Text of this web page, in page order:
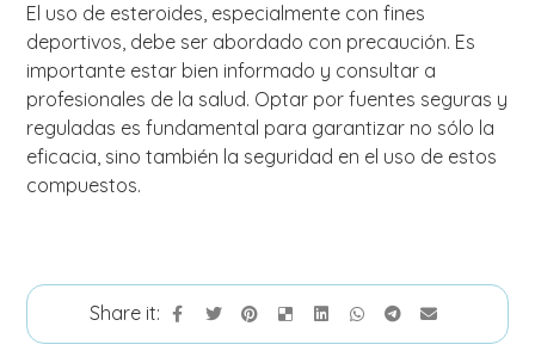
El uso de esteroides, especialmente con fines
deportivos, debe ser abordado con precaución. Es
importante estar bien informado y consultar a
profesionales de la salud. Optar por fuentes seguras y
reguladas es fundamental para garantizar no sólo la
eficacia, sino también la seguridad en el uso de estos
compuestos.